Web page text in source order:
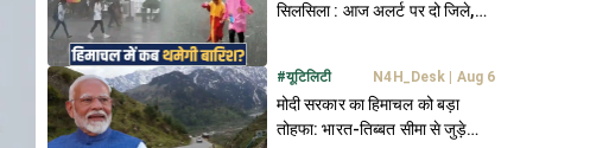
सिलसिला : आज अलर्ट पर दो जिले,
#यूटिलिटी N4H_Desk Aug 6
मोदी सरकार का हिमाचल को बड़ा
तोहफा: भारत-तिब्बत सीमा से जुड़े